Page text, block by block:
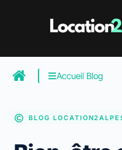
Accueil Blog
BLOG